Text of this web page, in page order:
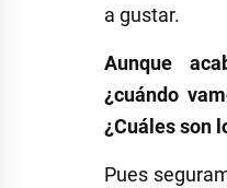
a gustar.
Aunque
¿cuándo
¿Cuáles son
Pues